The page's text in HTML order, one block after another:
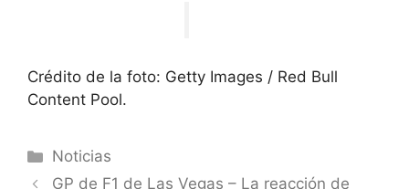
Crédito de la foto: Getty Images / Red Bull
Content Pool.
Categorías
Noticias
GP de F1 de Las Vegas – La reacción de